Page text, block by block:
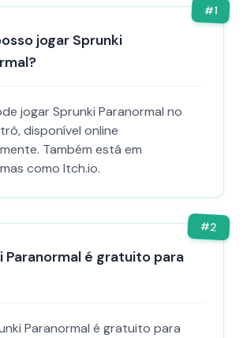
#1
jogar Sprunki
jogar Sprunki Paranormal no
disponível online
Também está em
como Itch.io.
#2
Paranormal é gratuito para
Paranormal é gratuito para